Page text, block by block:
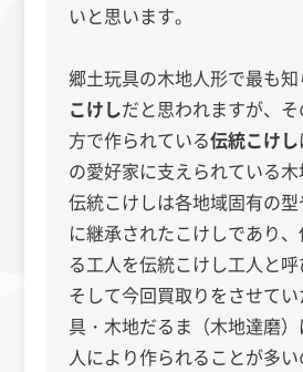
いと思います。
郷土玩具の木地人形で最も
こけしだと思われますが、
方で作られている伝統こけし
の愛好家に支えられている木
伝統こけしは各地域固有の
に継承されたこけしであり
る工人を伝統こけし工人と呼
そして今回買取りをさせて
具・木地だるま（木地達磨
人により作られることが多